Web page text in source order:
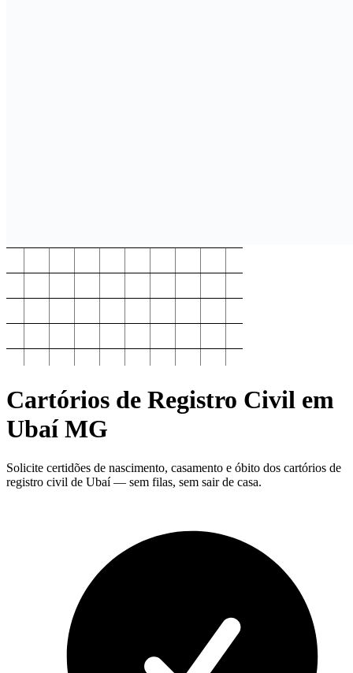
Cartórios de Registro Civil em
UbaíMG
Solicite certidões de nascimento, casamento e óbito dos cartórios de
registro civil de Ubaí — sem filas, sem sair de casa.